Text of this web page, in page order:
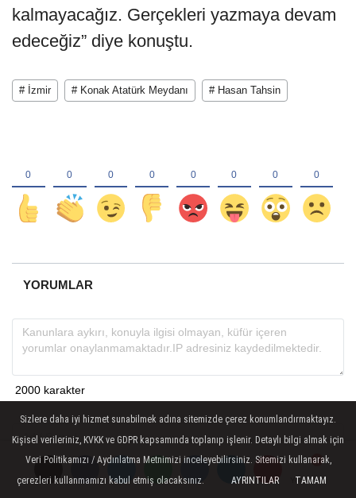
Yorumlar
Yorumlar
kalmayacağız. Gerçekleri yazmaya devam
edeceğiz” diye konuştu.
# İzmir # Konak Atatürk Meydanı # Hasan Tahsin
YORUMLAR
Gönder
Sizlere daha iyi hizmet sunabilmek adına sitemizde çerez konumlandırmaktayız.
Kişisel verileriniz, KVKK ve GDPR kapsamında toplanıp işlenir. Detaylı bilgi almak için
Veri Politikamızı / Aydınlatma Metnimizi inceleyebilirsiniz. Sitemizi kullanarak,
çerezleri kullanmamızı kabul etmiş olacaksınız.
AYRINTILAR TAMAM